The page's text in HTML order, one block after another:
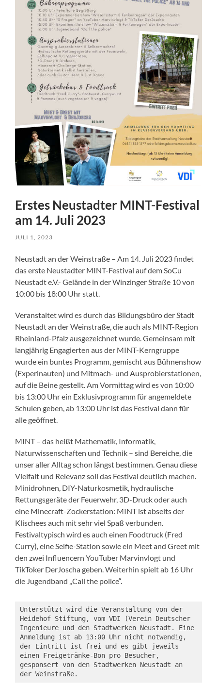
Erstes Neustadter MINT-Festival
am 14. Juli 2023
JULI 1, 2023
Neustadt an der Weinstraße – Am 14. Juli 2023 findet
das erste Neustadter MINT-Festival auf dem SoCu
Neustadt e.V.- Gelände in der Winzinger Straße 10 von
10:00 bis 18:00 Uhr statt.
Veranstaltet wird es durch das Bildungsbüro der Stadt
Neustadt an der Weinstraße, die auch als MINT-Region
Rheinland-Pfalz ausgezeichnet wurde. Gemeinsam mit
langjährig Engagierten aus der MINT-Kerngruppe
wurde ein buntes Programm, gemischt aus Bühnenshow
(Experinauten) und Mitmach- und Ausprobierstationen,
auf die Beine gestellt. Am Vormittag wird es von 10:00
bis 13:00 Uhr ein Exklusivprogramm für angemeldete
Schulen geben, ab 13:00 Uhr ist das Festival dann für
alle geöffnet.
MINT – das heißt Mathematik, Informatik,
Naturwissenschaften und Technik – sind Bereiche, die
unser aller Alltag schon längst bestimmen. Genau diese
Vielfalt und Relevanz soll das Festival deutlich machen.
Minidrohnen, DIY-Naturkosmetik, hydraulische
Rettungsgeräte der Feuerwehr, 3D-Druck oder auch
eine Minecraft-Zockerstation: MINT ist abseits der
Klischees auch mit sehr viel Spaß verbunden.
Festivaltypisch wird es auch einen Foodtruck (Fred
Curry), eine Selfie-Station sowie ein Meet and Greet mit
den zwei Influencern YouTuber Marvinvlogt und
TikToker DerJoscha geben. Weiterhin spielt ab 16 Uhr
die Jugendband „Call the police“.
Unterstützt wird die Veranstaltung von der
Heidehof Stiftung, vom VDI (Verein Deutscher
Ingenieure und den Stadtwerken Neustadt. Eine
Anmeldung ist ab 13:00 Uhr nicht notwendig,
der Eintritt ist frei und es gibt jeweils
einen Freigetränke-Bon pro Besucher,
gesponsert von den Stadtwerken Neustadt an
der Weinstraße.